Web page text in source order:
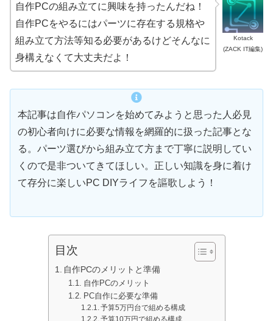
Kotack
(ZACK IT編集)
自作PCの組み立てに興味を持ったんだね！
自作PCをやるにはパーツに存在する規格や
組み立て方法等知る必要があるけどそんなに
身構えなくて大丈夫だよ！
本記事は自作パソコンを始めてみようと思った人必見
の初心者向けに必要な情報を網羅的に扱った記事とな
る。パーツ選びから組み立て方まで丁寧に説明してい
くので是非ついてきてほしい。正しい知識を身に着け
て存分に楽しいPC DIYライフを謳歌しよう！
目次
自作PCのメリットと準備
自作PCのメリット
PC自作に必要な準備
予算5万円台で組める構成
予算10万円で組める構成